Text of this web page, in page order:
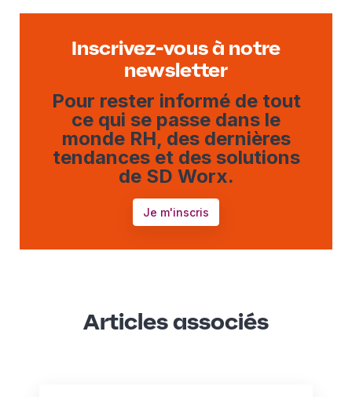
Inscrivez-vous à notre
newsletter
Pour rester informé de tout
ce qui se passe dans le
monde RH, des dernières
tendances et des solutions
de SD Worx.
Je m'inscris
Articles associés